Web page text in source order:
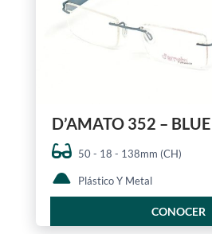
D’AMATO 352 – BLUE
50 - 18 - 138mm (CH)
Plástico Y Metal
CONOCER